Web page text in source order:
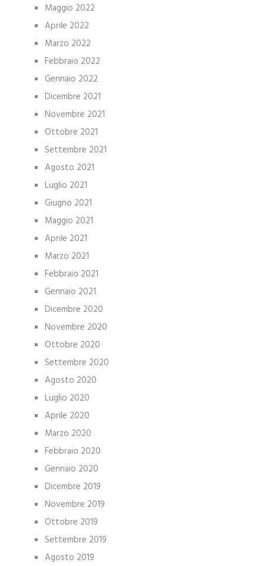
Maggio 2022
Aprile 2022
Marzo 2022
Febbraio 2022
Gennaio 2022
Dicembre 2021
Novembre 2021
Ottobre 2021
Settembre 2021
Agosto 2021
Luglio 2021
Giugno 2021
Maggio 2021
Aprile 2021
Marzo 2021
Febbraio 2021
Gennaio 2021
Dicembre 2020
Novembre 2020
Ottobre 2020
Settembre 2020
Agosto 2020
Luglio 2020
Aprile 2020
Marzo 2020
Febbraio 2020
Gennaio 2020
Dicembre 2019
Novembre 2019
Ottobre 2019
Settembre 2019
Agosto 2019